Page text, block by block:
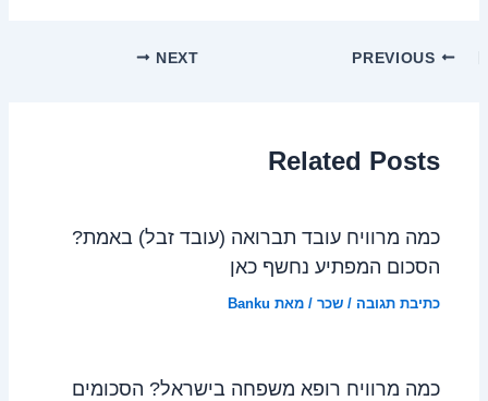
NEXT
Related Posts
כמה מרוויח עובד תברואה (עובד זבל) באמת?
הסכום המפתיע נחשף כאן
כתיבת תגובה /שכר / מאת Banku
כמה מרוויח רופא משפחה בישראל? הסכומים